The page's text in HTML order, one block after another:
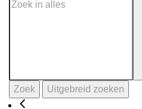
Zoek Uitgebreid zoeken